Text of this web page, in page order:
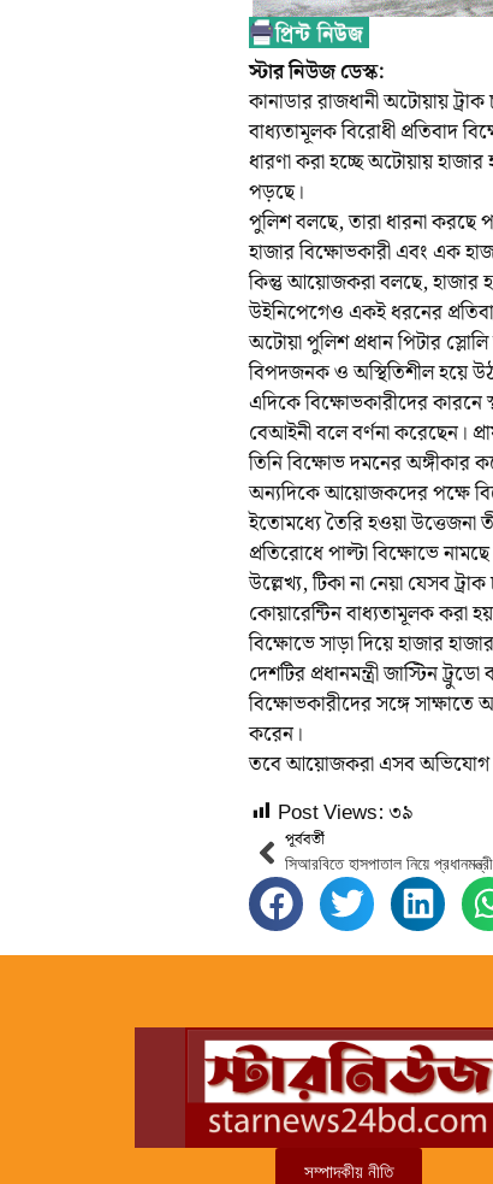
স্টার নিউজ ডেস্ক:
কানাডার রাজধানী অটোয়ায়
বাধ্যতামূলক বিরোধী প্রতিবাদ
ধারণা করা হচ্ছে অটোয়ায়
পড়ছে।
পুলিশ বলছে, তারা ধারনা করছে
হাজার বিক্ষোভকারী এবং এক
কিন্তু আয়োজকরা বলছে, হাজার
উইনিপেগেও একই ধরনের
অটোয়া পুলিশ প্রধান পিটার
বিপদজনক ও অস্থিতিশীল হয়ে
এদিকে বিক্ষোভকারীদের কারনে
বেআইনী বলে বর্ণনা করেছেন।
তিনি বিক্ষোভ দমনের অঙ্গীকার
অন্যদিকে আয়োজকদের পক্ষে
ইতোমধ্যে তৈরি হওয়া উত্তেজনা
প্রতিরোধে পাল্টা বিক্ষোভে
উল্লেখ্য, টিকা না নেয়া যেসব
কোয়ারেন্টিন বাধ্যতামূলক করা
বিক্ষোভে সাড়া দিয়ে হাজার
দেশটির প্রধানমন্ত্রী জাস্টিন
বিক্ষোভকারীদের সঙ্গে সাক্ষাতে
করেন।
তবে আয়োজকরা এসব অভিযোগ
Post Views:৩৯
পূর্ববর্তী
সম্পাদকীয় নীতি